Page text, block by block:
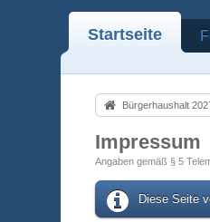
Startseite
Bürgerhaushalt
Impressum
Angaben gemäß § 5
Diese Seite